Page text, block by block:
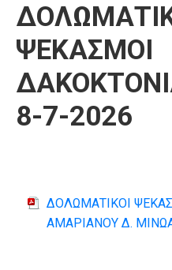
Επικοινωνία
ΨΕΚΑΣΜΟΙ
8-7-2026
ΔΟΛΩΜΑΤΙΚΟΙ
ΑΜΑΡΙΑΝΟΥ Δ.